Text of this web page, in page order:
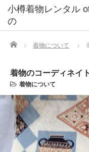
小樽着物レンタル
の
Home 着物について
着物のコーディネイ
着物について